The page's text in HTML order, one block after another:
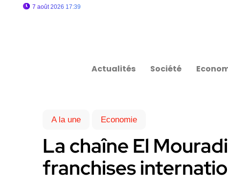
7 août 2026 17:39
Actualités Société
A la une Economie
La chaîne El
franchises